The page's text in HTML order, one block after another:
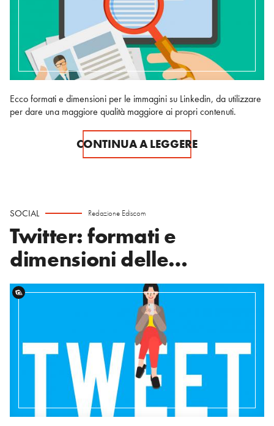
Ecco formati e dimensioni per le immagini su Linkedin, da utilizzare
per dare una maggiore qualità maggiore ai propri contenuti.
CONTINUA A LEGGERE
SOCIAL Redazione Ediscom
Twitter: formati e
dimensioni delle
immagini